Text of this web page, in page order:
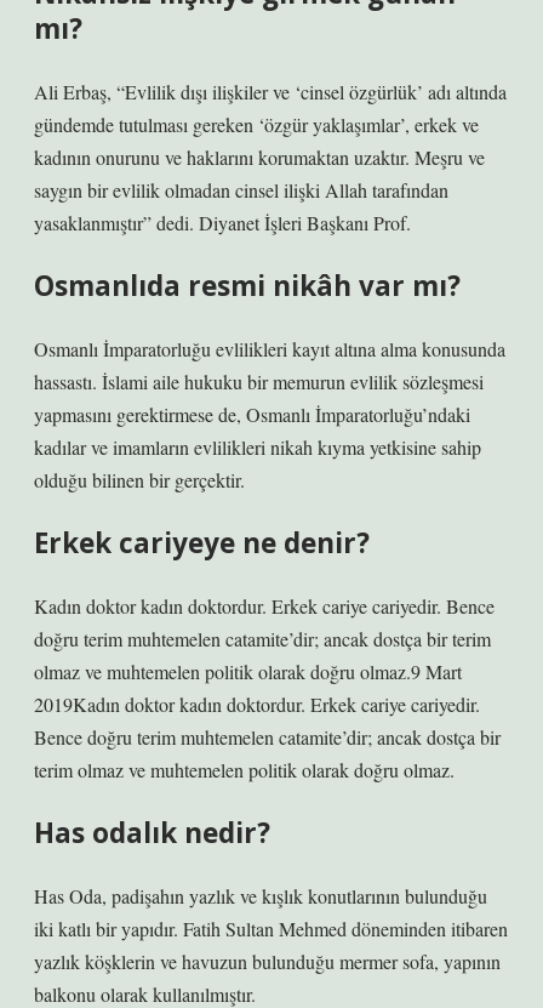
mı?
Ali Erbaş, “Evlilik dışı ilişkiler ve ‘cinsel özgürlük’ adı altında
gündemde tutulması gereken ‘özgür yaklaşımlar’, erkek ve
kadının onurunu ve haklarını korumaktan uzaktır. Meşru ve
saygın bir evlilik olmadan cinsel ilişki Allah tarafından
yasaklanmıştır” dedi. Diyanet İşleri Başkanı Prof.
Osmanlıda resmi nikâh var mı?
Osmanlı İmparatorluğu evlilikleri kayıt altına alma konusunda
hassastı. İslami aile hukuku bir memurun evlilik sözleşmesi
yapmasını gerektirmese de, Osmanlı İmparatorluğu’ndaki
kadılar ve imamların evlilikleri nikah kıyma yetkisine sahip
olduğu bilinen bir gerçektir.
Erkek cariyeye ne denir?
Kadın doktor kadın doktordur. Erkek cariye cariyedir. Bence
doğru terim muhtemelen catamite’dir; ancak dostça bir terim
olmaz ve muhtemelen politik olarak doğru olmaz.9 Mart
2019Kadın doktor kadın doktordur. Erkek cariye cariyedir.
Bence doğru terim muhtemelen catamite’dir; ancak dostça bir
terim olmaz ve muhtemelen politik olarak doğru olmaz.
Has odalık nedir?
Has Oda, padişahın yazlık ve kışlık konutlarının bulunduğu
iki katlı bir yapıdır. Fatih Sultan Mehmed döneminden itibaren
yazlık köşklerin ve havuzun bulunduğu mermer sofa, yapının
balkonu olarak kullanılmıştır.